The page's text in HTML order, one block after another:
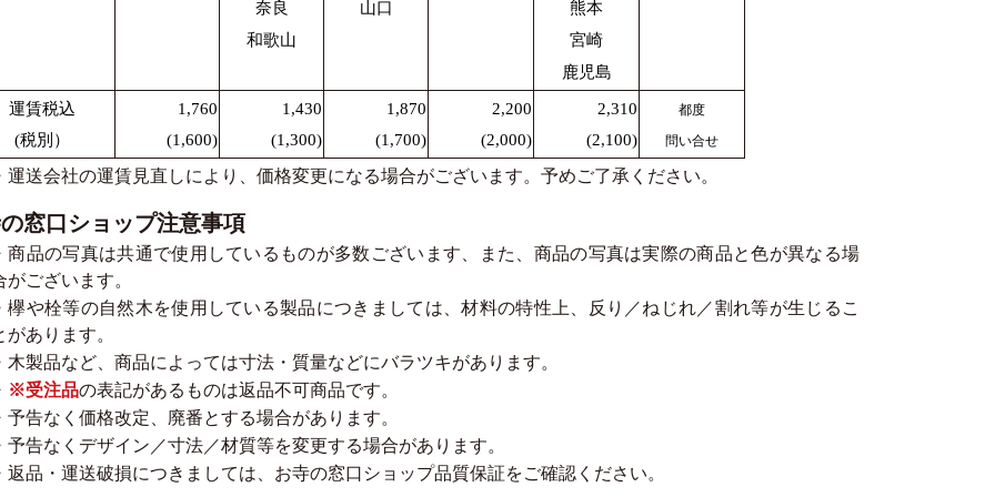
奈良
和歌山
山口
熊本
宮崎
鹿児島
運賃税込
(税別）
1,760
(1,600)
1,430
(1,300)
1,870
(1,700)
2,200
(2,000)
2,310
(2,100)
都度
問い合せ
運送会社の運賃見直しにより、価格変更になる場合がございます。予めご了承ください。
窓口ショップ注意事項
商品の写真は共通で使用しているものが多数ございます、また、商品の写真は実際の商品と色が異なる場
がございます。
欅や栓等の自然木を使用している製品につきましては、材料の特性上、反り／ねじれ／割れ等が生じるこ
があります。
木製品など、商品によっては寸法・質量などにバラツキがあります。
※受注品の表記があるものは返品不可商品です。
予告なく価格改定、廃番とする場合があります。
予告なくデザイン／寸法／材質等を変更する場合があります。
返品・運送破損につきましては、お寺の窓口ショップ品質保証をご確認ください。